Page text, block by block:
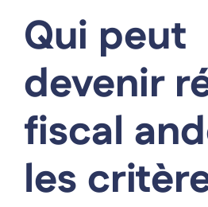
Qui peut
devenir
fiscal
les